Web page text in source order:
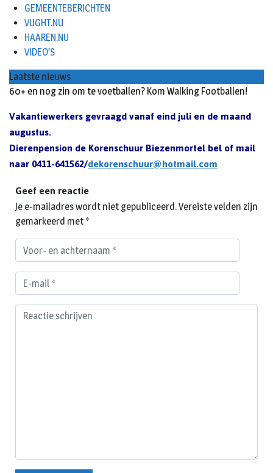
GEMEENTEBERICHTEN
VUGHT.NU
HAAREN.NU
VIDEO’S
Laatste nieuws
60+ en nog zin om te voetballen? Kom Walking Footballen!
Vakantiewerkers gevraagd vanaf eind juli en de maand
augustus.
Dierenpension de Korenschuur Biezenmortel bel of mail
naar0411-641562/dekorenschuur@hotmail.com
Geef een reactie
Je e-mailadres wordt niet gepubliceerd.Vereiste velden zijn
gemarkeerd met *